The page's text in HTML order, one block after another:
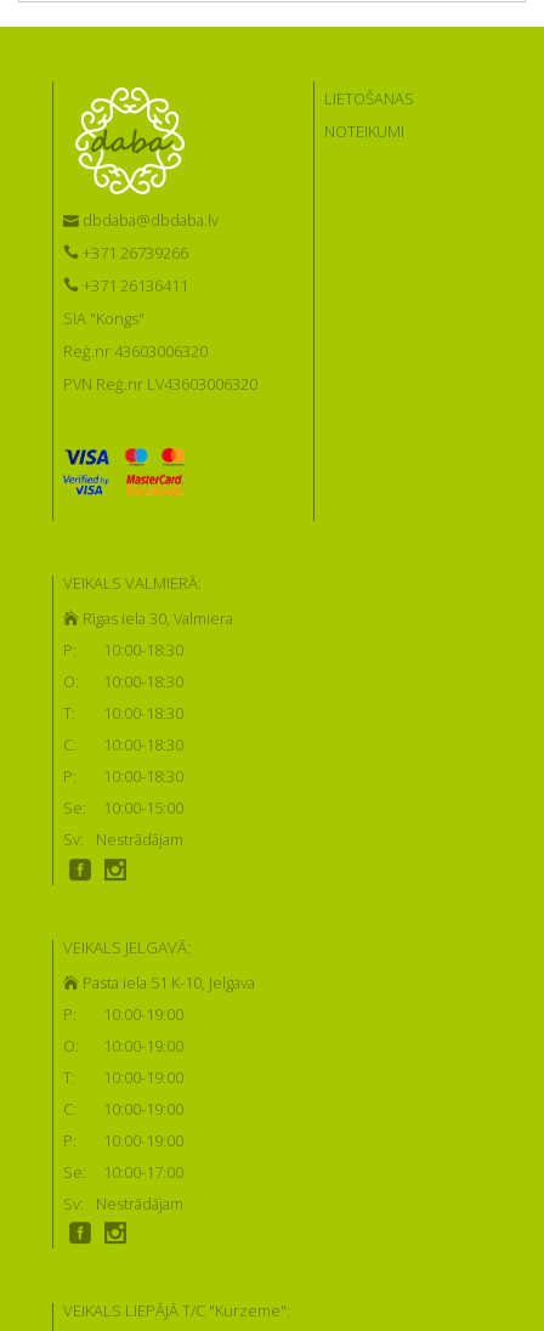
dbdaba@dbdaba.lv
+371 26739266
+371 26136411
SIA "Kongs"
Reģ.nr 43603006320
PVN Reģ.nr LV43603006320
LIETOŠANAS
NOTEIKUMI
VEIKALS VALMIERĀ:
Rīgas iela 30, Valmiera
P:
10:00-18:30
O:
10:00-18:30
T:
10:00-18:30
C:
10:00-18:30
P:
10:00-18:30
Se:
10:00-15:00
Sv:
Nestrādājam
VEIKALS JELGAVĀ:
Pasta iela 51 K-10, Jelgava
P:
10:00-19:00
O:
10:00-19:00
T:
10:00-19:00
C:
10:00-19:00
P:
10:00-19:00
Se:
10:00-17:00
Sv:
Nestrādājam
VEIKALS LIEPĀJĀ T/C "Kurzeme":